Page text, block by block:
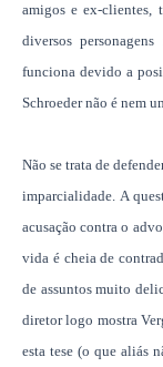
amigos e ex-clientes,
diversos
funciona devido a
Schroeder não é nem
Não se trata de
imparcialidade. A
acusação contra o
vida é cheia de
de assuntos muito
diretor logo mostra
esta tese (o que aliás